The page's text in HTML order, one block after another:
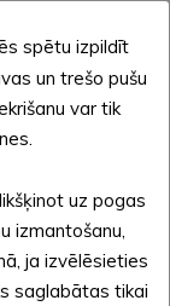
Leite (Alūksne;
Liāna Sīle
35
34 punkti),
54 punkti),
Ilgvars Briedis
(Jaunlaicenes
spētu izpildīt
un trešo pušu
var tik
uz pogas
izmantošanu,
ja izvēlēsieties
saglabātas tikai